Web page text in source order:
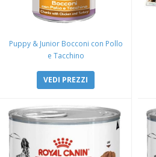
Puppy & Junior Bocconi con Pollo
e Tacchino
VEDI PREZZI